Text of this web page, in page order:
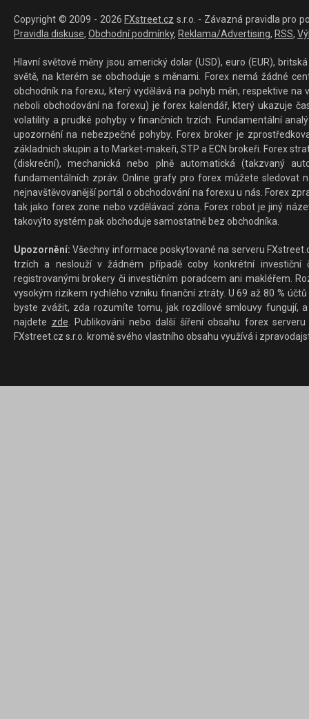
Copyright © 2009 - 2026 FXstreet.cz s.r.o. - Závazná pravidla pro
Pravidla diskuse, Obchodní podmínky, Reklama/Advertising, RSS,
Hlavní světové měny jsou americký dolar (USD), euro (EUR),
světě, na kterém se obchoduje s měnami. Forex nemá žádné
obchodník na forexu, který vydělává na pohyb měn, respektive
neboli obchodování na forexu) je forex kalendář, který ukazuje
volatility a prudké pohyby v finančních trzích. Fundamentální
upozornění na nebezpečné pohyby. Forex broker je
základních skupin a to Market-makeři, STP a ECN brokeři. Forex
(diskreční), mechanická nebo plně automatická (takzvaný
fundamentálních zpráv. Online grafy pro forex můžete sledovat
nejnavštěvovanější portál o obchodování na forexu u nás. Forex
tak jako forex zone nebo vzdělávací zóna. Forex robot je jiný
takovýto systém pak obchoduje samostatně bez obchodníka.
Upozornění: Všechny informace poskytované na serveru
trzích a neslouží v žádném případě coby konkrétní investiční
registrovanými brokery či investičním poradcem ani makléřem.
vysokým rizikem rychlého vzniku finanční ztráty. U 69 až 80 %
byste zvážit, zda rozumíte tomu, jak rozdílové smlouvy fungují,
najdete zde. Publikování nebo další šíření obsahu forex
FXstreet.cz s.r.o. kromě svého vlastního obsahu využívá i